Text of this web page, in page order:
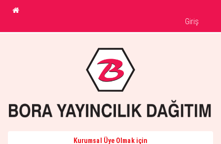
Giriş
Kurumsal Üye Olmak için